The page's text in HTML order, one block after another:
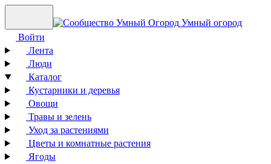
Умный огород
Войти
Лента
Люди
Каталог
Кустарники и деревья
Овощи
Травы и зелень
Уход за растениями
Цветы и комнатные растения
Ягоды